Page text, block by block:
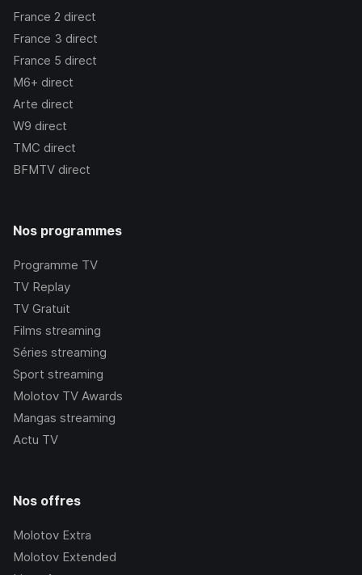
France 2 direct
France 3 direct
France 5 direct
M6+ direct
Arte direct
W9 direct
TMC direct
BFMTV direct
Nos programmes
Programme TV
TV Replay
TV Gratuit
Films streaming
Séries streaming
Sport streaming
Molotov TV Awards
Mangas streaming
Actu TV
Nos offres
Molotov Extra
Molotov Extended